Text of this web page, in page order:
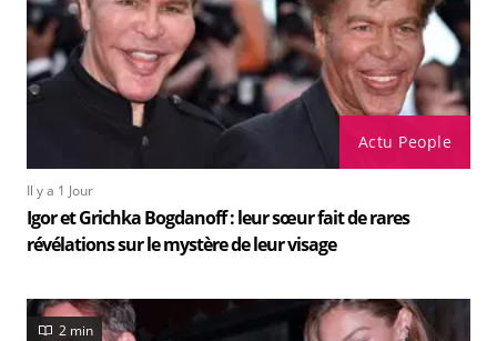
Actu People
Il y a 1 Jour
Igor et Grichka Bogdanoff : leur sœur fait de rares
révélations sur le mystère de leur visage
2 min